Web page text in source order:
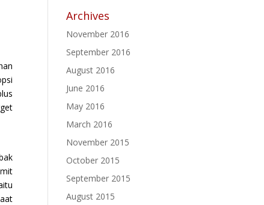
Archives
November 2016
September 2016
August 2016
June 2016
May 2016
March 2016
November 2015
October 2015
September 2015
August 2015